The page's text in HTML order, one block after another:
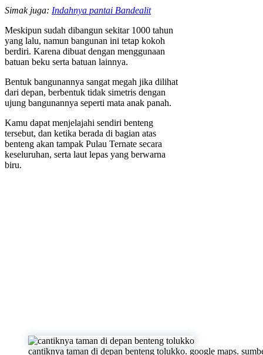
Simak juga: Indahnya pantai Bandealit
Meskipun sudah dibangun sekitar 1000 tahun
yang lalu, namun bangunan ini tetap kokoh
berdiri. Karena dibuat dengan menggunaan
batuan beku serta batuan lainnya.
Bentuk bangunannya sangat megah jika dilihat
dari depan, berbentuk tidak simetris dengan
ujung bangunannya seperti mata anak panah.
Kamu dapat menjelajahi sendiri benteng
tersebut, dan ketika berada di bagian atas
benteng akan tampak Pulau Ternate secara
keseluruhan, serta laut lepas yang berwarna
biru.
cantiknya taman di depan benteng tolukko. google maps.